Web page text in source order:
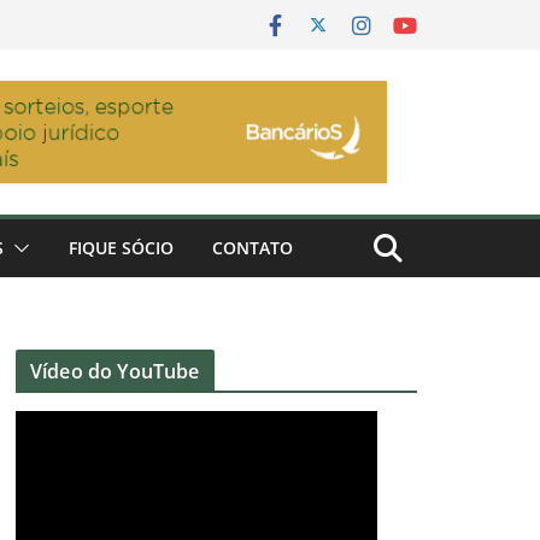
FIQUE SÓCIO CONTATO
Vídeo do YouTube